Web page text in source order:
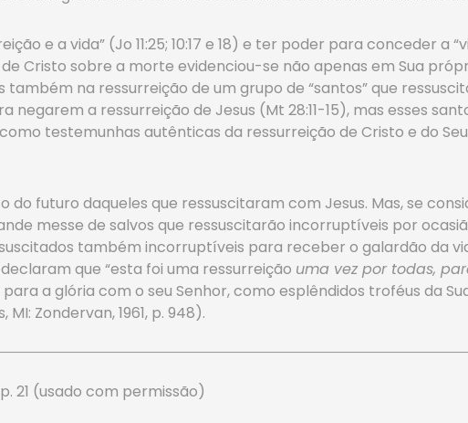
e a vida” (Jo 11:25; 10:17 e 18) e ter poder para conceder a
de Cristo sobre a morte evidenciou-se não apenas em Sua
também na ressurreição de um grupo de “santos” que
negarem a ressurreição de Jesus (Mt 28:11-15), mas esses
testemunhas autênticas da ressurreição de Cristo e do
futuro daqueles que ressuscitaram com Jesus. Mas, se
messe de salvos que ressuscitarão incorruptíveis por
também incorruptíveis para receber o galardão da
que “esta foi uma ressurreição uma vez por todas,
a glória com o seu Senhor, como esplêndidos troféus da
MI: Zondervan, 1961, p. 948).
21 (usado com permissão)